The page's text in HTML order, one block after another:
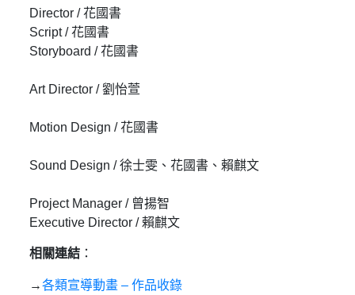
Director / 花國書
Script / 花國書
Storyboard / 花國書
Art Director / 劉怡萱
Motion Design / 花國書
Sound Design / 徐士雯、花國書、賴麒文
Project Manager / 曾揚智
Executive Director / 賴麒文
相關連結：
→各類宣導動畫 – 作品收錄